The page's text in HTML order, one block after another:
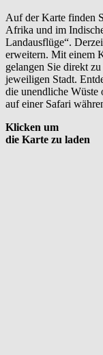
Auf der Karte finden
Afrika und im
Landausflüge“.
erweitern. Mit einem
gelangen Sie direkt
jeweiligen Stadt.
die unendliche Wüste
auf einer Safari
Klicken um
die Karte zu laden